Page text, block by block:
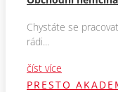
Chystáte se
rádi...
číst více
PRESTO